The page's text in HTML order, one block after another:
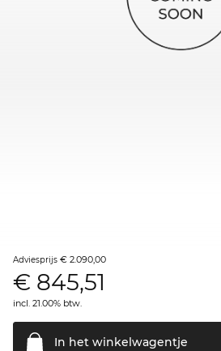
Adviesprijs € 2.090,00
€ 845,51
incl. 21.00% btw.
In het winkelwagentje